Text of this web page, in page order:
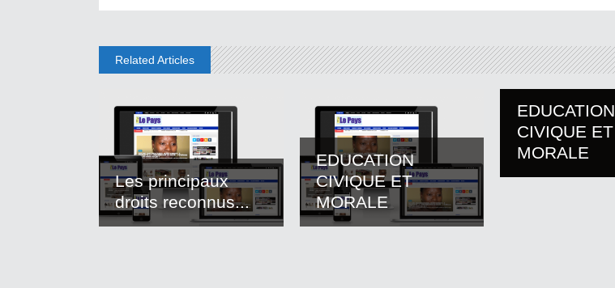
Related Articles
Les principaux
droits reconnus...
EDUCATION
CIVIQUE ET
MORALE
EDUCATION
CIVIQUE ET
MORALE